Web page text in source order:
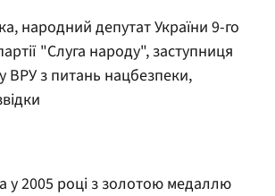
народний депутат України 9-го
"Слуга народу", заступниця
ВРУ з питань нацбезпеки,
у 2005 році з золотою медаллю